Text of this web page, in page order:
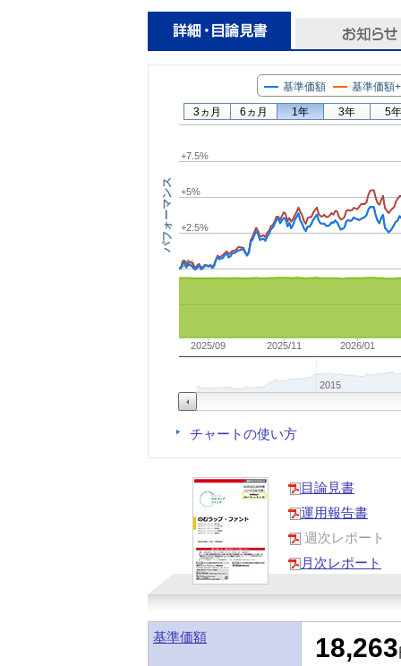
パフォーマンス
基準価額 基準価額
2025/09 2025/11 2026/01
2015
0%
+2.5%
+5%
+7.5%
3ヵ月 6ヵ月 1年 3年 5年
チャートの使い方
目論見書
運用報告書
週次レポート
月次レポート
基準価額 18,263